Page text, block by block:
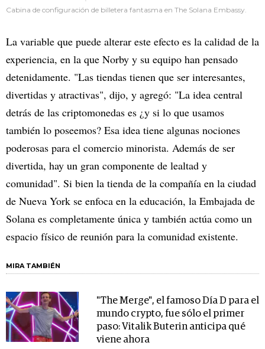
Cabina de configuración de billetera fantasma en The Solana Embassy.
La variable que puede alterar este efecto es la calidad de la
experiencia, en la que Norby y su equipo han pensado
detenidamente. "Las tiendas tienen que ser interesantes,
divertidas y atractivas", dijo, y agregó: "La idea central
detrás de las criptomonedas es ¿y si lo que usamos
también lo poseemos? Esa idea tiene algunas nociones
poderosas para el comercio minorista. Además de ser
divertida, hay un gran componente de lealtad y
comunidad". Si bien la tienda de la compañía en la ciudad
de Nueva York se enfoca en la educación, la Embajada de
Solana es completamente única y también actúa como un
espacio físico de reunión para la comunidad existente.
MIRA TAMBIÉN
"The Merge", el famoso Día D para el
mundo crypto, fue sólo el primer
paso: Vitalik Buterin anticipa qué
viene ahora